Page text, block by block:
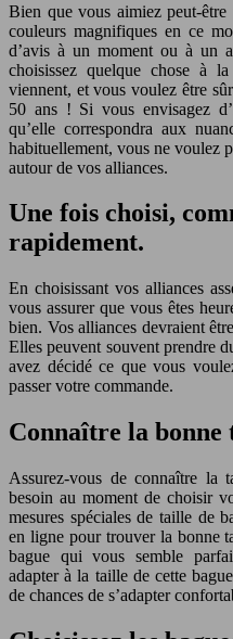
Bien que vous aimiez peut-
couleurs magnifiques en ce
d’avis à un moment ou à un
choisissez quelque chose à
viennent, et vous voulez être
50 ans ! Si vous envisagez
qu’elle correspondra aux
habituellement, vous ne voulez
autour de vos alliances.
Une fois choisi,
rapidement.
En choisissant vos alliances
vous assurer que vous êtes
bien. Vos alliances devraient
Elles peuvent souvent prendre
avez décidé ce que vous
passer votre commande.
Connaître la bonne
Assurez-vous de connaître la
besoin au moment de choisir
mesures spéciales de taille de
en ligne pour trouver la bonne
bague qui vous semble
adapter à la taille de cette
de chances de s’adapter